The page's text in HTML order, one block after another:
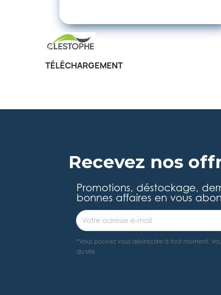
TÉLÉCHARGEMENT
Recevez nos
Promotions, déstockage,
bonnes affaires en vous
*Vous pouvez vous désinscrire à tout moment.
du site.